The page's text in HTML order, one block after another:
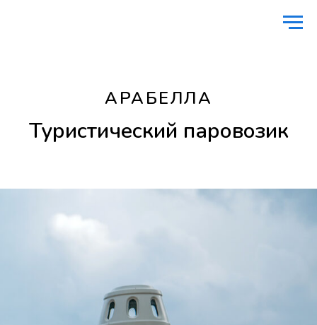
АРАБЕЛЛА
Туристический паровозик